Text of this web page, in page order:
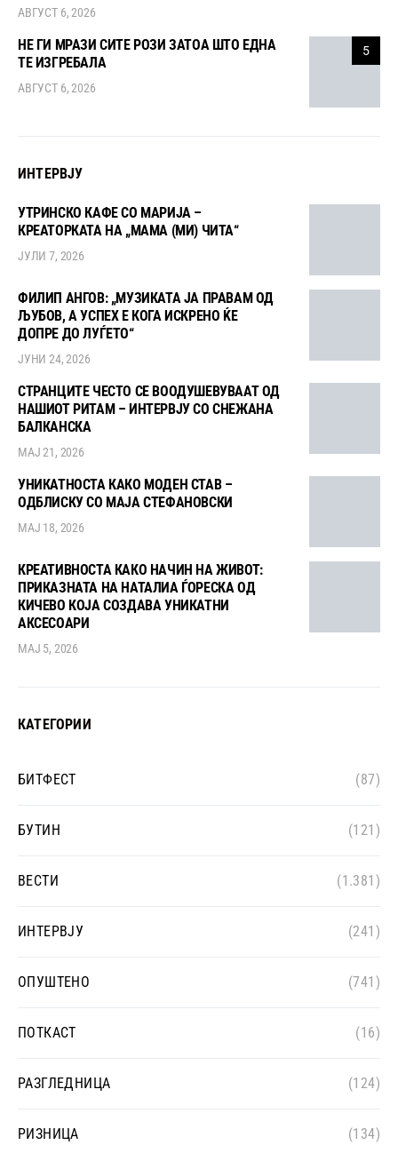
АВГУСТ 6, 2026
5
НЕ ГИ МРАЗИ СИТЕ РОЗИ ЗАТОА ШТО ЕДНА
ТЕ ИЗГРЕБАЛА
АВГУСТ 6, 2026
ИНТЕРВЈУ
УТРИНСКО КАФЕ СО МАРИЈА –
КРЕАТОРКАТА НА „МАМА (МИ) ЧИТА“
ЈУЛИ 7, 2026
ФИЛИП АНГОВ: „МУЗИКАТА ЈА ПРАВАМ ОД
ЉУБОВ, А УСПЕХ Е КОГА ИСКРЕНО ЌЕ
ДОПРЕ ДО ЛУЃЕТО“
ЈУНИ 24, 2026
СТРАНЦИТЕ ЧЕСТО СЕ ВООДУШЕВУВААТ ОД
НАШИОТ РИТАМ – ИНТЕРВЈУ СО СНЕЖАНА
БАЛКАНСКА
МАЈ 21, 2026
УНИКАТНОСТА КАКО МОДЕН СТАВ –
ОДБЛИСКУ СО МАЈА СТЕФАНОВСКИ
МАЈ 18, 2026
КРЕАТИВНОСТА КАКО НАЧИН НА ЖИВОТ:
ПРИКАЗНАТА НА НАТАЛИА ЃОРЕСКА ОД
КИЧЕВО КОЈА СОЗДАВА УНИКАТНИ
АКСЕСОАРИ
МАЈ 5, 2026
КАТЕГОРИИ
БИТФЕСТ (87)
БУТИН (121)
ВЕСТИ (1.381)
ИНТЕРВЈУ (241)
ОПУШТЕНО (741)
ПОТКАСТ (16)
РАЗГЛЕДНИЦА (124)
РИЗНИЦА (134)